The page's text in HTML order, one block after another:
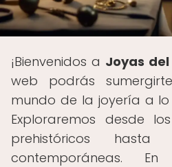
¡Bienvenidos a Joyas
web podrás
mundo de la joyería a
Exploraremos desde
prehistóricos hasta
contemporáneas.